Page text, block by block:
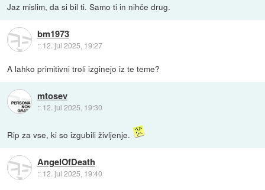
Jaz mislim, da si bil ti. Samo ti in nihče drug.
bm1973
:: 12. jul 2025, 19:27
A lahko primitivni troli izginejo iz te teme?
mtosev
:: 12. jul 2025, 19:30
Rip za vse, ki so izgubili življenje.
AngelOfDeath
:: 12. jul 2025, 19:40